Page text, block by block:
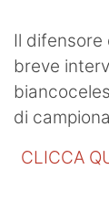
Il difensore
breve
di
CLICCA